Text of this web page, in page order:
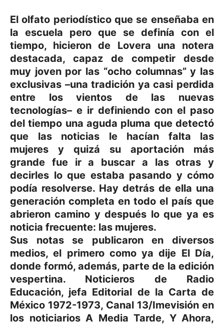
El olfato periodístico que se enseñaba en
la escuela pero que se definía con el
tiempo, hicieron de Lovera una notera
destacada, capaz de competir desde
muy joven por las “ocho columnas” y las
exclusivas –una tradición ya casi perdida
entre los vientos de las nuevas
tecnologías– e ir definiendo con el paso
del tiempo una aguda pluma que detectó
que las noticias le hacían falta las
mujeres y quizá su aportación más
grande fue ir a buscar a las otras y
decirles lo que estaba pasando y cómo
podía resolverse. Hay detrás de ella una
generación completa en todo el país que
abrieron camino y después lo que ya es
noticia frecuente: las mujeres.
Sus notas se publicaron en diversos
medios, el primero como ya dije El Día,
donde formó, además, parte de la edición
vespertina. Noticieros de Radio
Educación, jefa Editorial de la Carta de
México 1972-1973, Canal 13/Imevisión en
los noticiarios A Media Tarde, Y Ahora,